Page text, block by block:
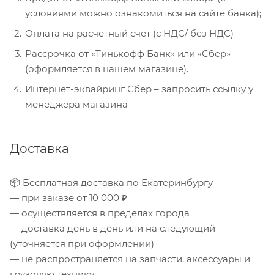
условиями можно ознакомиться на сайте банка);
Оплата на расчетный счет (с НДС/ без НДС)
Рассрочка от «Тинькофф Банк» или «Сбер»
(оформляется в нашем магазине).
Интернет-эквайринг Сбер – запросить ссылку у
менеджера магазина
Доставка
📦 Бесплатная доставка по Екатеринбургу
— при заказе от 10 000 ₽
— осуществляется в пределах города
— доставка день в день или на следующий
(уточняется при оформлении)
— не распространяется на запчасти, аксессуары и